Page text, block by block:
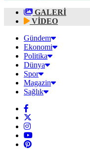
GALERİ
VİDEO
Gündem
Ekonomi
Politika
Dünya
Spor
Magazin
Sağlık